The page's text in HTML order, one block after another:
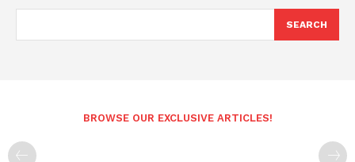
SEARCH
BROWSE OUR EXCLUSIVE ARTICLES!